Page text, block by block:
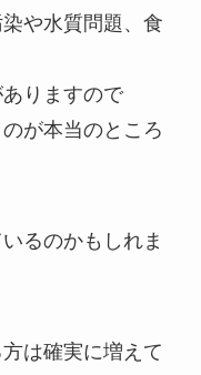
や水質問題、食
りますので
が本当のところ
るのかもしれま
は確実に増えて